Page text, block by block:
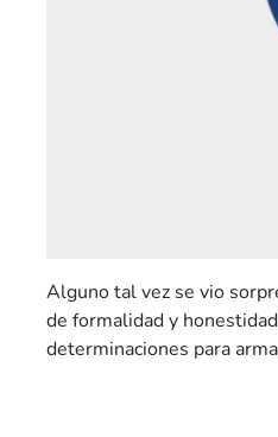
Alguno tal vez se vio
de formalidad y
determinaciones para